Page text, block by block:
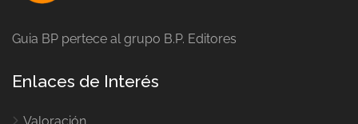
Guia BP pertece al grupo B.P. Editores
Enlaces de Interés